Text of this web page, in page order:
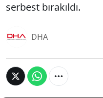
serbest bırakıldı.
DHA